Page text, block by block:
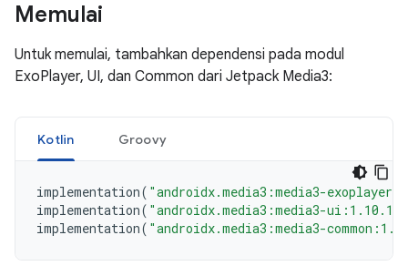
Memulai
Untuk memulai, tambahkan dependensi pada modul
ExoPlayer, UI, dan Common dari Jetpack Media3:
Kotlin Groovy
implementation( "androidx.media3:media3-
implementation( "androidx.media3:media3-ui:1.10.1"
implementation( "androidx.media3:media3-